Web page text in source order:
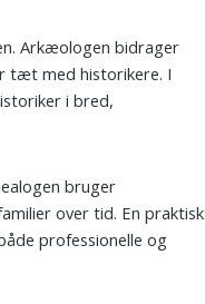
Arkæologen bidrager
tæt med historikere. I
i bred,
bruger
over tid. En praktisk
professionelle og